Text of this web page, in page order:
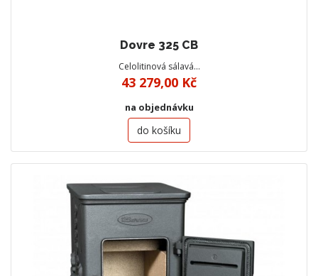
Dovre 325 CB
Celolitinová sálavá…
43 279,00 Kč
na objednávku
do košíku